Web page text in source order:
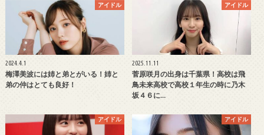
アイドル
2024.4.1
梅澤美波には姉と弟とがいる！姉と
弟の仲はとても良好！
アイドル
2025.11.11
菅原咲月の出身は千葉県！高校は飛
鳥未来高校で高校１年生の時に乃木
坂４６に…
アイドル アイドル